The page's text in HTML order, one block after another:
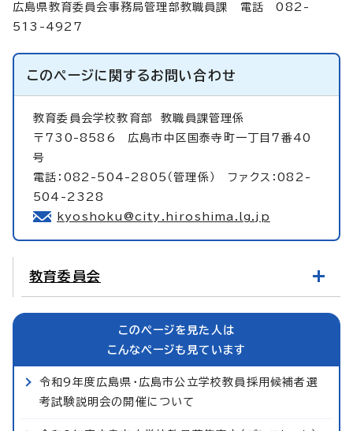
広島県教育委員会事務局管理部教職員課 電話 082-
513-4927
このページに関するお問い合わせ
教育委員会学校教育部教職員課管理係
〒730-8586 広島市中区国泰寺町一丁目7番40
号
電話：082-504-2805（管理係） ファクス：082-
504-2328
kyoshoku@city.hiroshima.lg.jp
教育委員会
このページを見た人は
こんなページも見ています
令和9年度広島県・広島市公立学校教員採用候補者選
考試験説明会の開催について